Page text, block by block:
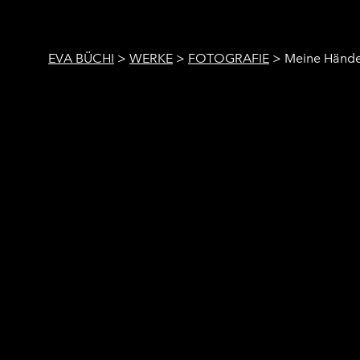
EVA BÜCHI > WERKE > FOTOGRAFIE > Meine